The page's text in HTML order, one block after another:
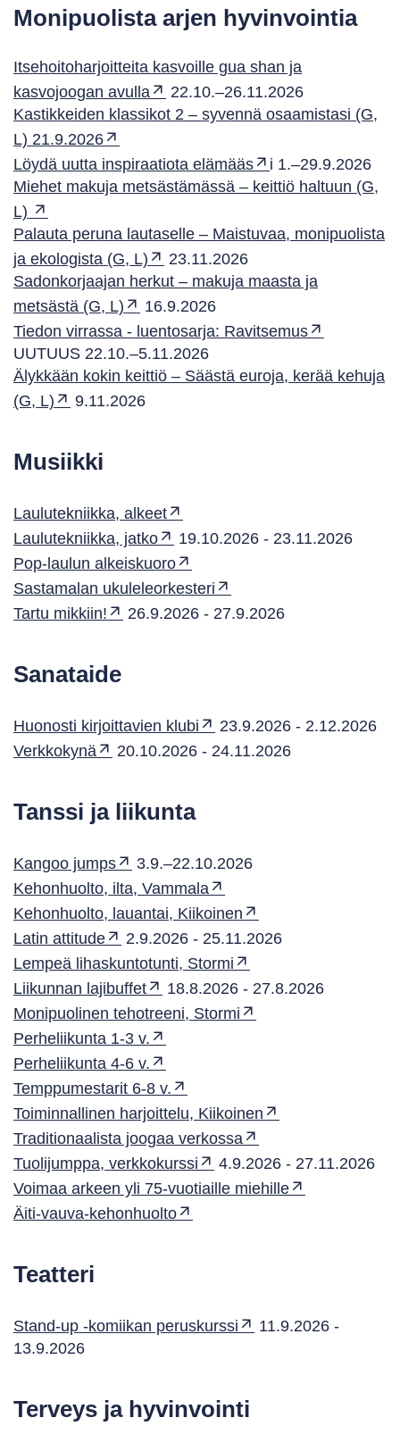
Monipuolista arjen hyvinvointia
Itsehoitoharjoitteita kasvoille gua shan ja
kasvojoogan avulla
22.10.–26.11.2026
Kastikkeiden klassikot 2 – syvennä osaamistasi (G,
L) 21.9.2026
Löydä uutta inspiraatiota elämääs
i 1.–29.9.2026
Miehet makuja metsästämässä – keittiö haltuun (G,
L)
Palauta peruna lautaselle – Maistuvaa, monipuolista
ja ekologista (G, L)
23.11.2026
Sadonkorjaajan herkut – makuja maasta ja
metsästä (G, L)
16.9.2026
Tiedon virrassa - luentosarja: Ravitsemus
UUTUUS 22.10.–5.11.2026
Älykkään kokin keittiö – Säästä euroja, kerää kehuja
(G, L)
9.11.2026
Musiikki
Laulutekniikka, alkeet
Laulutekniikka, jatko
19.10.2026 - 23.11.2026
Pop-laulun alkeiskuoro
Sastamalan ukuleleorkesteri
Tartu mikkiin!
26.9.2026 - 27.9.2026
Sanataide
Huonosti kirjoittavien klubi
23.9.2026 - 2.12.2026
Verkkokynä
20.10.2026 - 24.11.2026
Tanssi ja liikunta
Kangoo jumps
3.9.–22.10.2026
Kehonhuolto, ilta, Vammala
Kehonhuolto, lauantai, Kiikoinen
Latin attitude
2.9.2026 - 25.11.2026
Lempeä lihaskuntotunti, Stormi
Liikunnan lajibuffet
18.8.2026 - 27.8.2026
Monipuolinen tehotreeni, Stormi
Perheliikunta 1-3 v.
Perheliikunta 4-6 v.
Temppumestarit 6-8 v.
Toiminnallinen harjoittelu, Kiikoinen
Traditionaalista joogaa verkossa
Tuolijumppa, verkkokurssi
4.9.2026 - 27.11.2026
Voimaa arkeen yli 75-vuotiaille miehille
Äiti-vauva-kehonhuolto
Teatteri
Stand-up -komiikan peruskurssi
11.9.2026 -
13.9.2026
Terveys ja hyvinvointi